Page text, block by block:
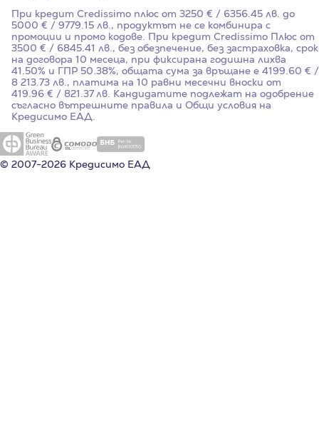
При кредит Credissimo плюс от 3250 € / 6356.45 лв. до
5000 € / 9779.15 лв., продуктът не се комбинира с
промоции и промо кодове. При кредит Credissimo Плюс от
3500 € / 6845.41 лв., без обезпечение, без застраховка, срок
на договора 10 месеца, при фиксирана годишна лихва
41.50% и ГПР 50.38%, общата сума за връщане е 4199.60 € /
8 213.73 лв., платима на 10 равни месечни вноски от
419.96 € / 821.37 лв. Кандидатите подлежат на одобрение
съгласно вътрешните правила и Общи условия на
Кредисимо ЕАД.
© 2007-2026 Кредисимо ЕАД